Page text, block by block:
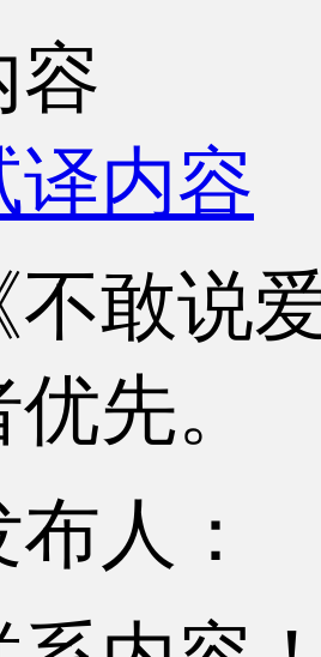
容
译内容
不敢说
先。
人：